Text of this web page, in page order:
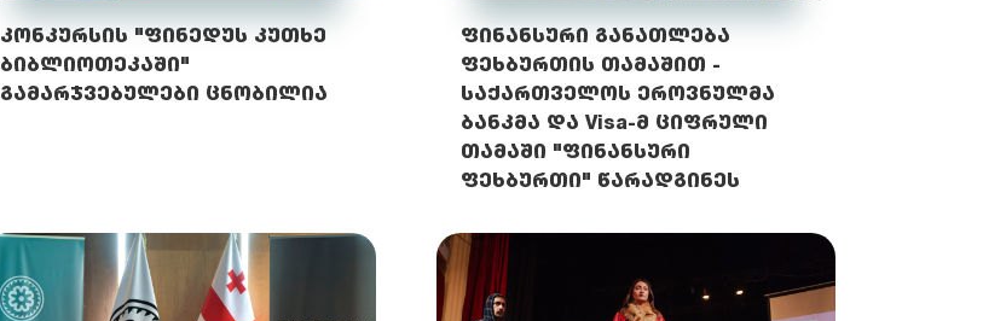
კონკურსის "ფინედუს კუთხე
ბიბლიოთეკაში"
გამარჯვებულები ცნობილია
ფინანსური განათლება
ფეხბურთის თამაშით -
საქართველოს ეროვნულმა
ბანკმა და Visa-მ ციფრული
თამაში "ფინანსური
ფეხბურთი" წარადგინეს